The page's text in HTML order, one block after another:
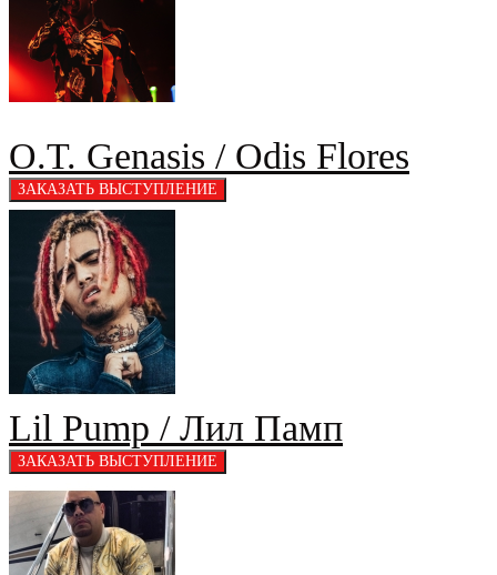
O.T. Genasis / Odis Flores
Lil Pump / Лил Памп